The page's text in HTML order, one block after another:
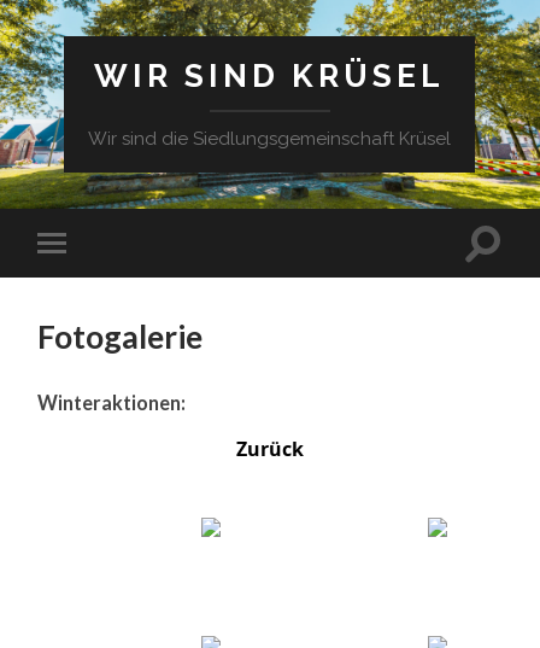
WIR SIND KRÜSEL
Wir sind die Siedlungsgemeinschaft Krüsel
Fotogalerie
Winteraktionen:
Zurück